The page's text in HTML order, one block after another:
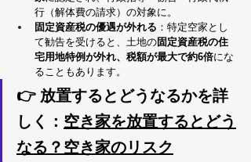
行（解体費の請求）の対象に。
固定資産税の優遇が外れる ：特定空家とし
て勧告を受けると、土地の固定資産税の住
宅用地特例が外れ、税額が最大で約6倍にな
ることもあります。
👉 放置するとどうなるかを詳
しく： 空き家を放置するとどう
なる？空き家のリスク